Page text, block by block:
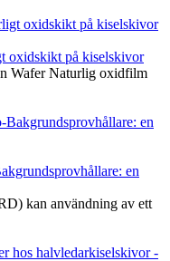
oxidskikt på kiselskivor
Wafer Naturlig oxidfilm
en
kan användning av ett